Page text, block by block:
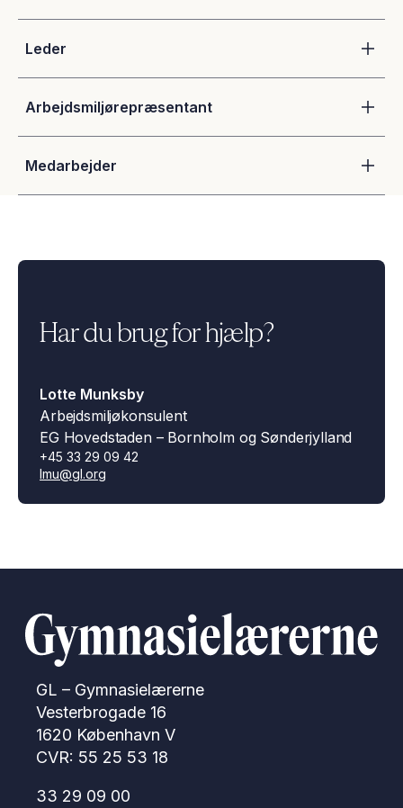
Leder
Arbejdsmiljørepræsentant
Medarbejder
Har du brug for hjælp?
Lotte Munksby
Arbejdsmiljøkonsulent
EG Hovedstaden – Bornholm og Sønderjylland
+45 33 29 09 42
lmu@gl.org
GL – Gymnasielærerne
Vesterbrogade 16
1620 København V
CVR: 55 25 53 18
33 29 09 00